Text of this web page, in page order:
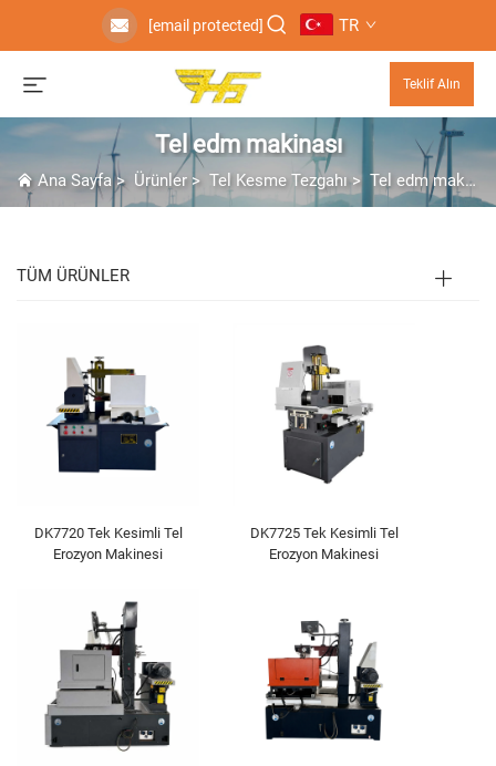
[email protected] TR
Teklif Alın
Tel edm makinası
Ana Sayfa> Ürünler > Tel Kesme Tezgahı> Tel edm makinası
TÜM ÜRÜNLER
DK7720 Tek Kesimli Tel
Erozyon Makinesi
DK7725 Tek Kesimli Tel
Erozyon Makinesi